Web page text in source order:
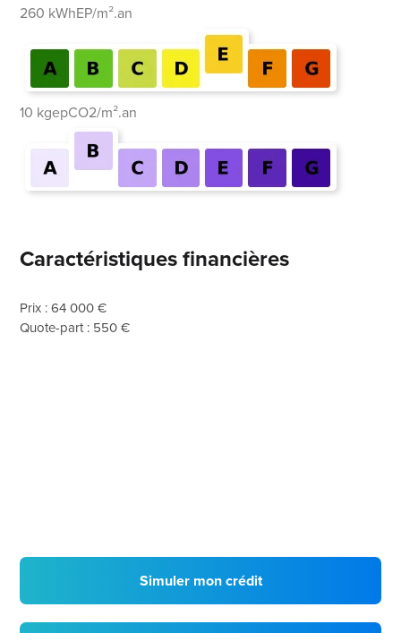
260 kWhEP/m².an
10 kgepCO2/m².an
Caractéristiques financières
Prix : 64 000 €
Quote-part : 550 €
Simuler mon crédit